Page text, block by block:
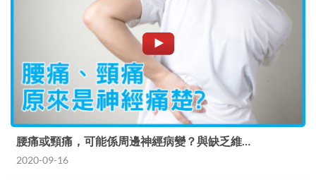
腰痛或頸痛，可能係周邊神經病變？與缺乏維…
2020-09-16